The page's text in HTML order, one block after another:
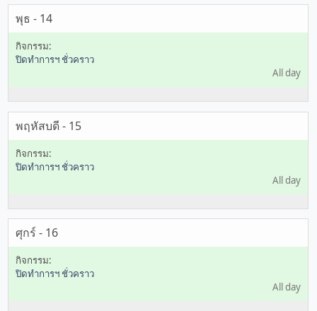
พุธ - 14
ปิดทำการฯ ชั่วคราว
All day
พฤหัสบดี - 15
ปิดทำการฯ ชั่วคราว
All day
ศุกร์ - 16
ปิดทำการฯ ชั่วคราว
All day